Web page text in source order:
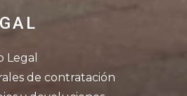
Legal
de contratación